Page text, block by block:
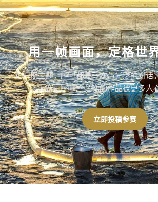
用一帧画面，定格世
每一期主题，都是一次与光影的对
大赛，让你的作品被更多
立即投稿参赛